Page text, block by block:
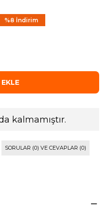
%8 İndirim
kalmamıştır.
SORULAR (0) VE CEVAPLAR (0)